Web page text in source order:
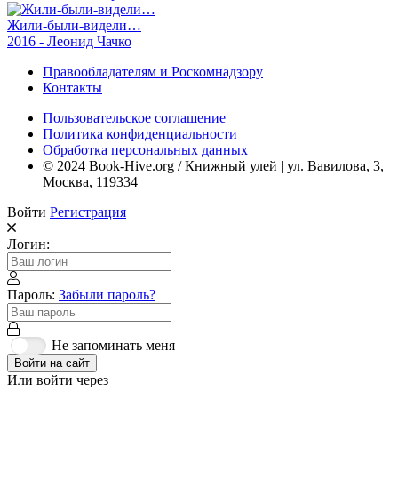
Жили-были-видели…
2016 - Леонид Чачко
Правообладателям и Роскомнадзору
Контакты
Пользовательское соглашение
Политика конфиденциальности
Обработка персональных данных
© 2024 Book-Hive.org / Книжный улей | ул. Вавилова, 3,
Москва, 119334
Войти Регистрация
Логин:
Пароль: Забыли пароль?
Не запоминать меня
Войти на сайт
Или войти через